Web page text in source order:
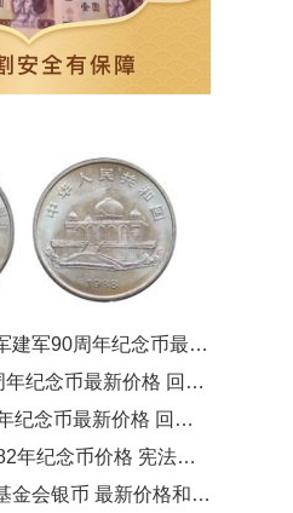
年纪念币最新的价格及回收价格
币最新价格 回收价格分别是
最新价格 回收价格是多少
币价格 宪法纪念币错币价格
银币 最新价格和回收价格